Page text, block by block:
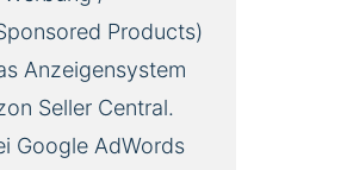
Products)
Anzeigensystem
Seller Central.
Google AdWords